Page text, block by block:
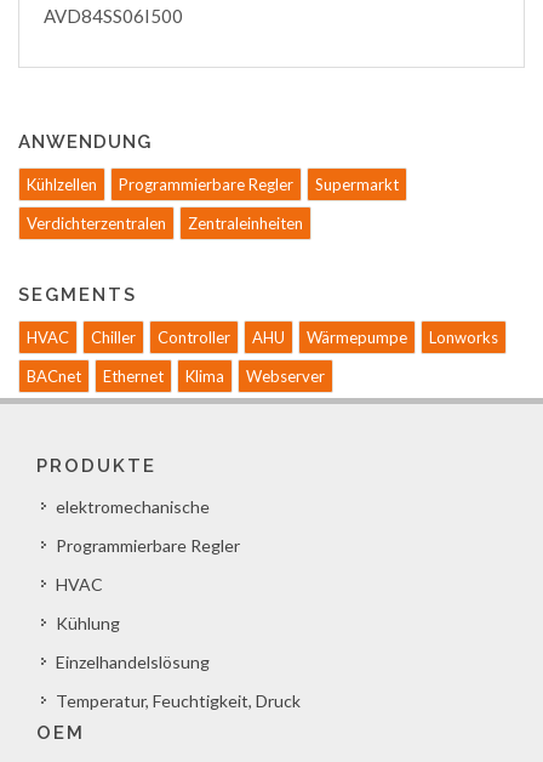
AVD84SS06I500
ANWENDUNG
Kühlzellen Programmierbare Regler
Supermarkt
Verdichterzentralen
Zentraleinheiten
SEGMENTS
HVAC Chiller Controller AHU Wärmepumpe
Lonworks
BACnet
Ethernet Klima Webserver
PRODUKTE
elektromechanische
Programmierbare Regler
HVAC
Kühlung
Einzelhandelslösung
Temperatur, Feuchtigkeit, Druck
OEM